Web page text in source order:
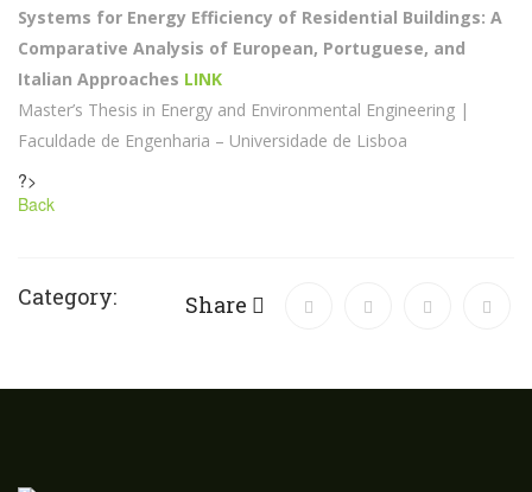
Systems for Energy Efficiency of Residential Buildings: A
Comparative Analysis of European, Portuguese, and
Italian Approaches LINK
Master’s Thesis in Energy and Environmental Engineering |
Faculdade de Engenharia – Universidade de Lisboa
?>
Back
Category: Share